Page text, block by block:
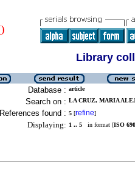
Library
Database : article
Search on : LA CRUZ, MARIA
References found : 5 [refine]
Displaying: 1 .. 5 in format [ISO 690